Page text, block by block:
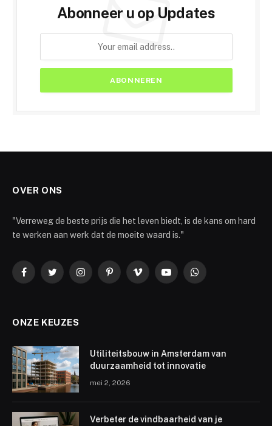
Abonneer u op Updates
OVER ONS
"Verreweg de beste prijs die het leven biedt, is de kans om hard
te werken aan werk dat de moeite waard is."
FacebookTwitterInstagramPinterestVimeo YouTubeWhatsApp
ONZE KEUZES
Utiliteitsbouw in Amsterdam van
duurzaamheid tot innovatie
mei 2, 2026
Verbeter de vindbaarheid van je